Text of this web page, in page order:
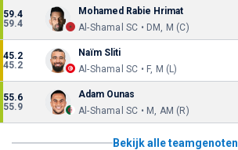
59.4
59.4
Mohamed Rabie Hrimat
Al-Shamal SC • DM, M (C)
45.2
45.2
Naïm Sliti
Al-Shamal SC • F, M (L)
55.6
55.9
Adam Ounas
Al-Shamal SC • M, AM (R)
Bekijk alle teamgenoten